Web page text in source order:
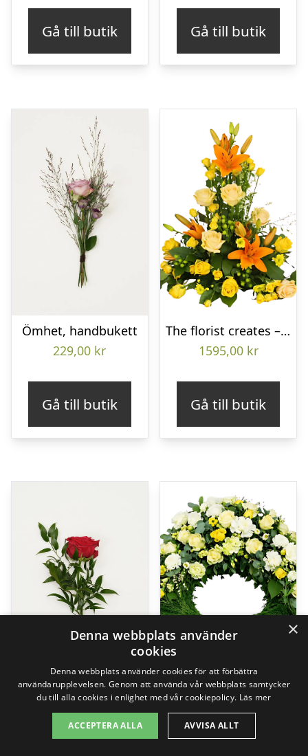
Gå till butik Gå till butik
Ömhet, handbukett
229,00 kr
Gå till butik
The florist creates – Funeral decoration
1595,00 kr
Gå till butik
Kärlek, handbukett
99,00kr
2495,00
×
Denna webbplats använder
cookies
Denna webbplats använder cookies för att förbättra
användarupplevelsen. Genom att använda vår webbplats samtycker
du till alla cookies i enlighet med vår cookiepolicy. Läs mer
ACCEPTERA ALLA AVVISA ALLT